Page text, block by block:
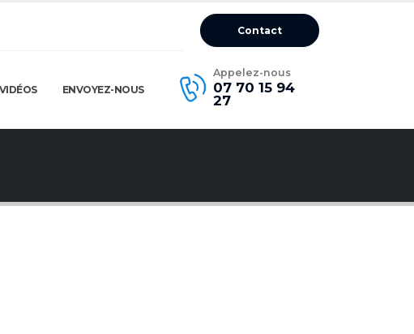
Contact
ENVOYEZ-NOUS
Appelez-nous
07 70 15 94
27